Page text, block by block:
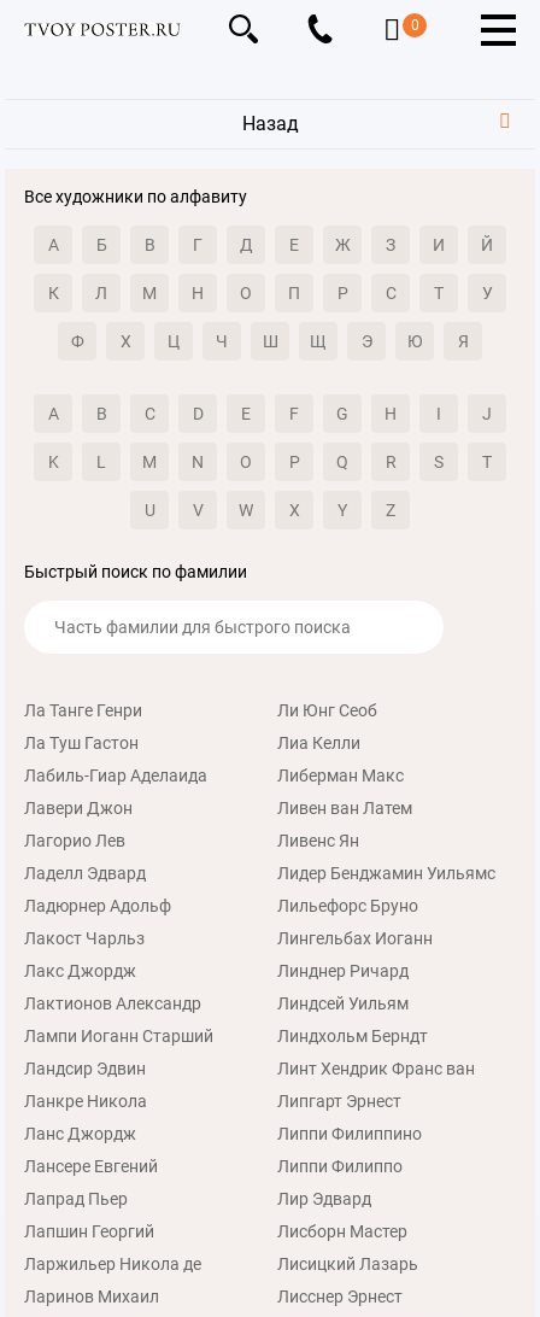
0
Назад
Все художники по алфавиту
А Б В Г Д Е Ж З И Й
К Л М Н О П Р С Т У
Ф Х Ц Ч Ш Щ Э Ю Я
A B C D E F G H I J
K L M N O P Q R S T
U V W X Y Z
Быстрый поиск по фамилии
Ла Танге Генри
Ла Туш Гастон
Лабиль-Гиар Аделаида
Лавери Джон
Лагорио Лев
Ладелл Эдвард
Ладюрнер Адольф
Лакост Чарльз
Лакс Джордж
Лактионов Александр
Лампи Иоганн Старший
Ландсир Эдвин
Ланкре Никола
Ланс Джордж
Лансере Евгений
Лапрад Пьер
Лапшин Георгий
Ларжильер Никола де
Ларинов Михаил
Ли Юнг Сеоб
Лиа Келли
Либерман Макс
Ливен ван Латем
Ливенс Ян
Лидер Бенджамин Уильямс
Лильефорс Бруно
Лингельбах Иоганн
Линднер Ричард
Линдсей Уильям
Линдхольм Берндт
Линт Хендрик Франс ван
Липгарт Эрнест
Липпи Филиппино
Липпи Филиппо
Лир Эдвард
Лисборн Мастер
Лисицкий Лазарь
Лисснер Эрнест